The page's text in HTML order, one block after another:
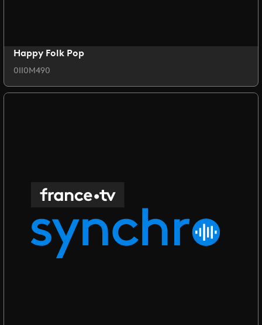
Happy Folk Pop
0II0M490